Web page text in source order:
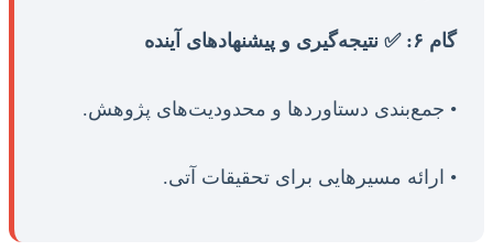
گام ۶: ✅ نتیجه‌گیری و پیشنهادهای آینده
• جمع‌بندی دستاوردها و محدودیت‌های پژوهش.
• ارائه مسیرهایی برای تحقیقات آتی.